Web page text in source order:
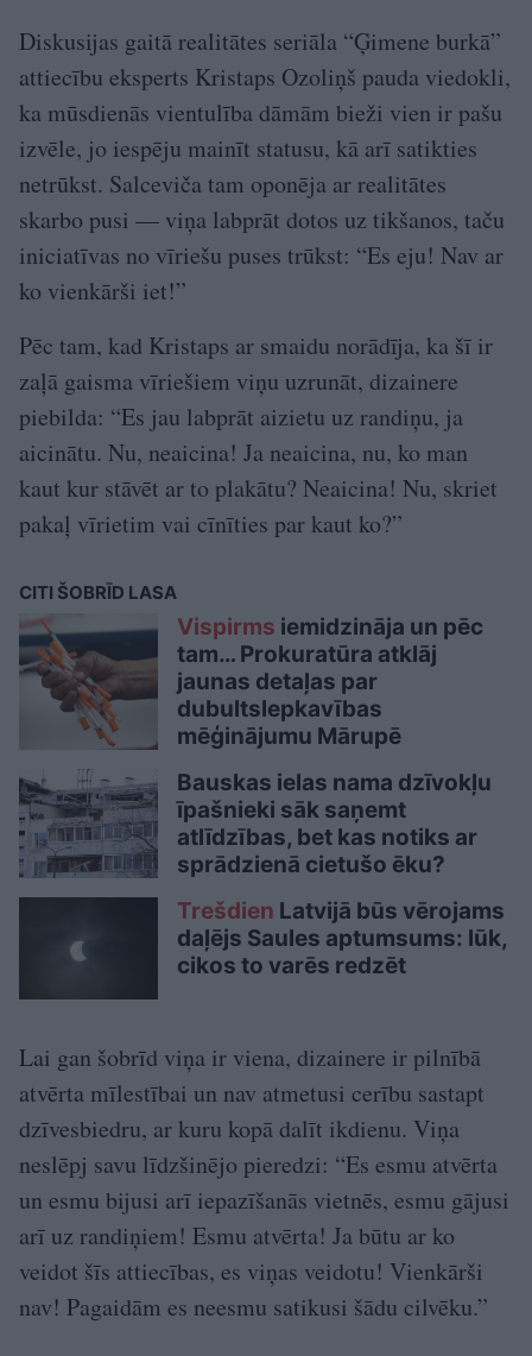
Diskusijas gaitā realitātes seriāla “Ģimene burkā”
attiecību eksperts Kristaps Ozoliņš pauda viedokli,
ka mūsdienās vientulība dāmām bieži vien ir pašu
izvēle, jo iespēju mainīt statusu, kā arī satikties
netrūkst. Salceviča tam oponēja ar realitātes
skarbo pusi — viņa labprāt dotos uz tikšanos, taču
iniciatīvas no vīriešu puses trūkst: “Es eju! Nav ar
ko vienkārši iet!”
Pēc tam, kad Kristaps ar smaidu norādīja, ka šī ir
zaļā gaisma vīriešiem viņu uzrunāt, dizainere
piebilda: “Es jau labprāt aizietu uz randiņu, ja
aicinātu. Nu, neaicina! Ja neaicina, nu, ko man
kaut kur stāvēt ar to plakātu? Neaicina! Nu, skriet
pakaļ vīrietim vai cīnīties par kaut ko?”
CITI ŠOBRĪD LASA
Vispirms iemidzināja un pēc
tam… Prokuratūra atklāj
jaunas detaļas par
dubultslepkavības
mēģinājumu Mārupē
Bauskas ielas nama dzīvokļu
īpašnieki sāk saņemt
atlīdzības, bet kas notiks ar
sprādzienā cietušo ēku?
Trešdien Latvijā būs vērojams
daļējs Saules aptumsums: lūk,
cikos to varēs redzēt
Lai gan šobrīd viņa ir viena, dizainere ir pilnībā
atvērta mīlestībai un nav atmetusi cerību sastapt
dzīvesbiedru, ar kuru kopā dalīt ikdienu. Viņa
neslēpj savu līdzšinējo pieredzi: “Es esmu atvērta
un esmu bijusi arī iepazīšanās vietnēs, esmu gājusi
arī uz randiņiem! Esmu atvērta! Ja būtu ar ko
veidot šīs attiecības, es viņas veidotu! Vienkārši
nav! Pagaidām es neesmu satikusi šādu cilvēku.”